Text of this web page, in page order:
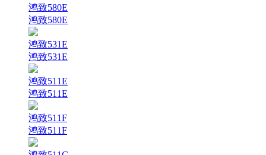
鸿致580E
鸿致580E
鸿致531E
鸿致531E
鸿致511E
鸿致511E
鸿致511F
鸿致511F